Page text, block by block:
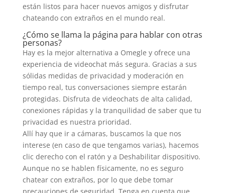
están listos para hacer nuevos amigos y disfrutar
chateando con extraños en el mundo real.
¿Cómo se llama la página para hablar con otras
personas?
Hay es la mejor alternativa a Omegle y ofrece una
experiencia de videochat más segura. Gracias a sus
sólidas medidas de privacidad y moderación en
tiempo real, tus conversaciones siempre estarán
protegidas. Disfruta de videochats de alta calidad,
conexiones rápidas y la tranquilidad de saber que tu
privacidad es nuestra prioridad.
Allí hay que ir a cámaras, buscamos la que nos
interese (en caso de que tengamos varias), hacemos
clic derecho con el ratón y a Deshabilitar dispositivo.
Aunque no se hablen físicamente, no es seguro
chatear con extraños, por lo que debe tomar